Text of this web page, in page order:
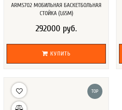
ARMS702 МОБИЛЬНАЯ БАСКЕТБОЛЬНАЯ
СТОЙКА (1,65М)
292000 руб.
КУПИТЬ
TOP